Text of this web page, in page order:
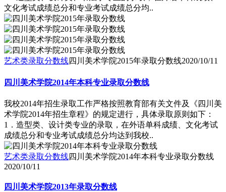
文化考试成绩总分和专业考试成绩总分均..
艺术类录取分数线四川美术学院2015年录取分数线2020/10/11
四川美术学院2014年本科专业录取分数线
我校2014年招生录取工作严格按照教育部有关文件及《四川美
术学院2014年招生章程》的规定进行，具体录取原则如下：
1．造型类、设计类专业的录取，在外语单科成绩、文化考试
成绩总分和专业考试成绩总分均达到我校..
艺术类录取分数线四川美术学院2014年本科专业录取分数线
2020/10/11
四川美术学院2013年录取分数线